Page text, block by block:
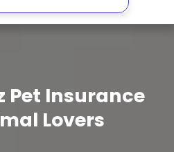
Button
Pet Insurance
Lovers